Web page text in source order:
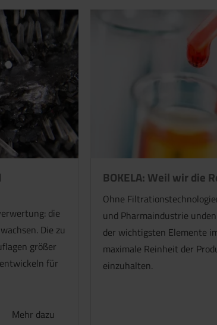
die
Die zu
größer
für
BOKELA: Weil wir die
Ohne
und Pharmaindustrie
der wichtigsten Elemente
maximale Reinheit der
einzuhalten.